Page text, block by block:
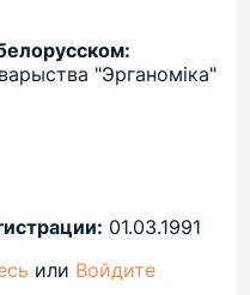
"Эрганоміка"
01.03.1991
или Войдите